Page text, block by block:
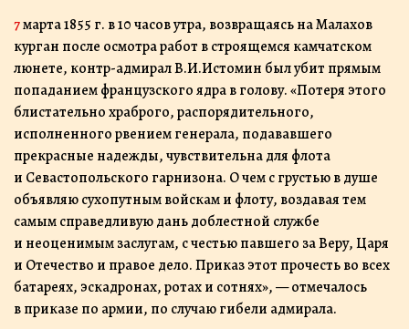
7 марта 1855 г. в 10 часов утра, возвращаясь на Малахов
курган после осмотра работ в строящемся камчатском
люнете, контр-адмирал В.И.Истомин был убит прямым
попаданием французского ядра в голову. «Потеря этого
блистательно храброго, распорядительного,
исполненного рвением генерала, подававшего
прекрасные надежды, чувствительна для флота
и Севастопольского гарнизона. О чем с грустью в душе
объявляю сухопутным войскам и флоту, воздавая тем
самым справедливую дань доблестной службе
и неоценимым заслугам, с честью павшего за Веру, Царя
и Отечество и правое дело. Приказ этот прочесть во всех
батареях, эскадронах, ротах и сотнях», — отмечалось
в приказе по армии, по случаю гибели адмирала.